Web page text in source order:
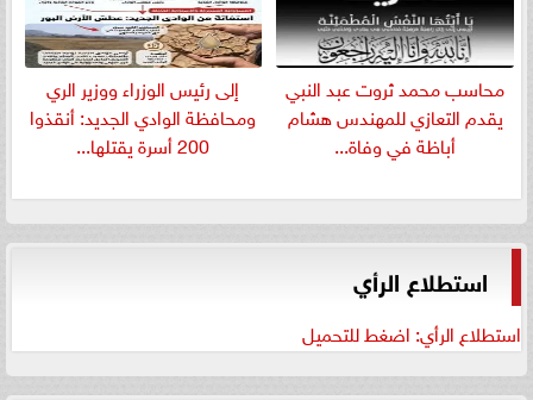
​محاسب محمد ثروت عبد النبي
يقدم التعازي للمهندس هشام
أباظة في وفاة...
إلى رئيس الوزراء ووزير الري
ومحافظة الوادي الجديد: أنقذوا
200 أسرة يقتلها...
استطلاع الرأي
استطلاع الرأي: اضغط للتحميل